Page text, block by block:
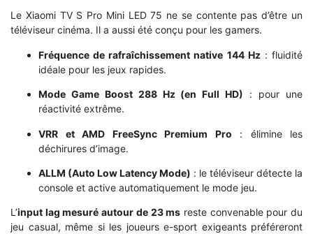
Le Xiaomi TV S Pro Mini LED 75 ne se contente pas d’être un
téléviseur cinéma. Il a aussi été conçu pour les gamers.
Fréquence de rafraîchissement native 144 Hz: fluidité
idéale pour les jeux rapides.
Mode Game Boost 288 Hz (en Full HD) : pour une
réactivité extrême.
VRR et AMD FreeSync Premium Pro : élimine les
déchirures d’image.
ALLM (Auto Low Latency Mode) : le téléviseur détecte la
console et active automatiquement le mode jeu.
L’input lag mesuré autour de 23 ms reste convenable pour du
jeu casual, même si les joueurs e-sport exigeants préféreront